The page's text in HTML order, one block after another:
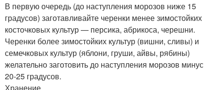
В первую очередь (до наступления морозов ниже 15
градусов) заготавливайте черенки менее зимостойких
косточковых культур — персика, абрикоса, черешни.
Черенки более зимостойких культур (вишни, сливы) и
семечковых культур (яблони, груши, айвы, рябины)
желательно заготовить до наступления морозов минус
20-25 градусов.